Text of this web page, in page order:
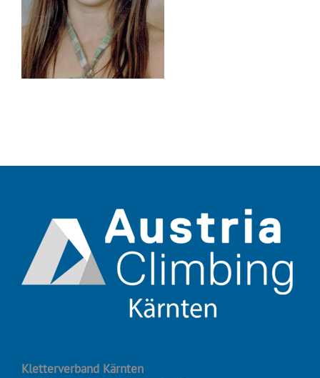
Kletterverband Kärnten